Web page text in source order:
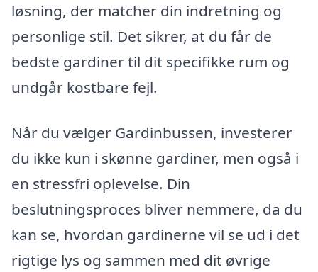
løsning, der matcher din indretning og
personlige stil. Det sikrer, at du får de
bedste gardiner til dit specifikke rum og
undgår kostbare fejl.
Når du vælger Gardinbussen, investerer
du ikke kun i skønne gardiner, men også i
en stressfri oplevelse. Din
beslutningsproces bliver nemmere, da du
kan se, hvordan gardinerne vil se ud i det
rigtige lys og sammen med dit øvrige